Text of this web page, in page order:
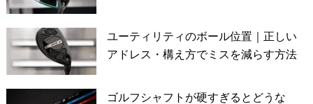
ユーティリティのボール位置｜正しい
アドレス・構え方でミスを減らす方法
ゴルフシャフトが硬すぎるとどうな